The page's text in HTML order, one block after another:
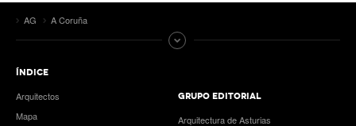
AG A Coruña
ÍNDICE
Arquitectos
Mapa
GRUPO EDITORIAL
Arquitectura de Asturias